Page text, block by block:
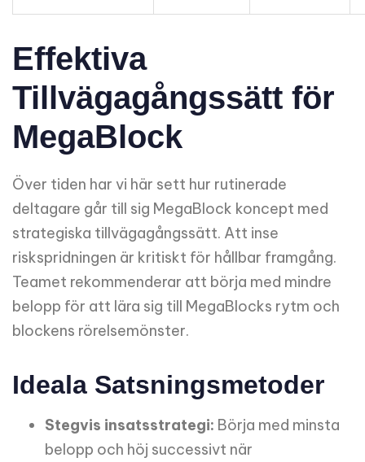
Effektiva
Tillvägagångssätt för
MegaBlock
Över tiden har vi här sett hur rutinerade
deltagare går till sig MegaBlock koncept med
strategiska tillvägagångssätt. Att inse
riskspridningen är kritiskt för hållbar framgång.
Teamet rekommenderar att börja med mindre
belopp för att lära sig till MegaBlocks rytm och
blockens rörelsemönster.
Ideala Satsningsmetoder
Stegvis insatsstrategi: Börja med minsta
belopp och höj successivt när